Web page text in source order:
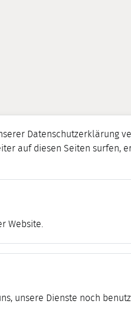
Datenschutzerklärung
auf diesen Seiten surfen,
Website.
unsere Dienste noch